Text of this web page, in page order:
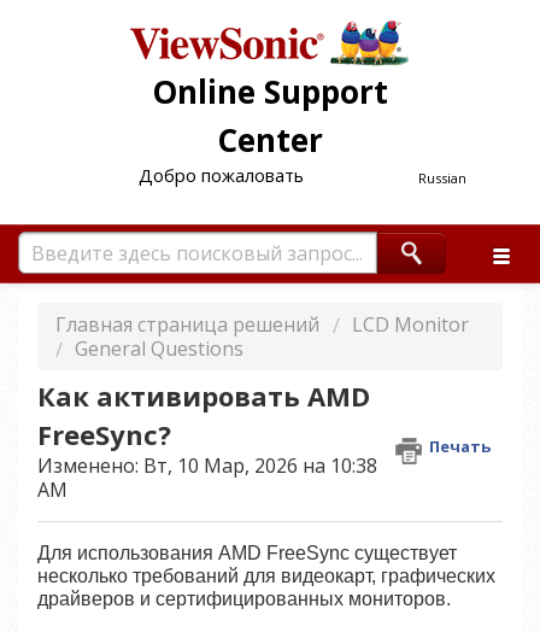
Online Support
Center
Russian
Добро пожаловать
Главная страница решений
LCD Monitor
General Questions
Как активировать AMD
FreeSync?
Печать
Изменено: Вт, 10 Мар, 2026 на 10:38
AM
Для использования AMD FreeSync существует
несколько требований для видеокарт, графических
драйверов и сертифицированных мониторов.